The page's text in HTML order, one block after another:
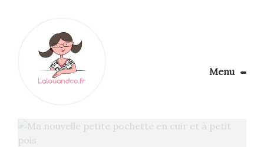
Menu
Apprendre la couture